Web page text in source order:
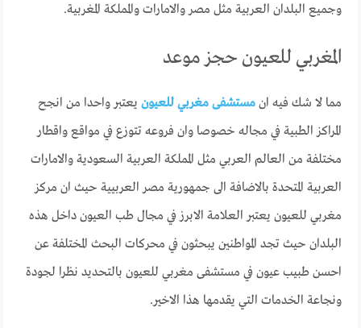
وجميع البلدان العربية مثل مصر والامارات والمملكة المغربية.
المغربي للعيون حجز موعد
مما لا شك فيه انمستشفى مغربي للعيون يعتبر واحدا من انجح
المراكز الطبية في مجاله خصوصا وان فروعه تتوزع في مواقع واقطار
مختلفة من العالم العربي مثل المملكة العربية السعودية والامارات
العربية المتحدة بالاضافة الى جمهورية مصر العربيية حيث ان مركز
مغربي للعيون يعتبر العلامة الابرز في مجال طب العيون داخل هذه
البلدان حيث تجد المواطنين يبحثون في محركات البحث المختلفة عن
احسن طبيب عيون في مستشفى مغربي للعيون بالتحديد نظرا لجودة
ونجاعة الخدمات التي يقدمها هذا الاخير.